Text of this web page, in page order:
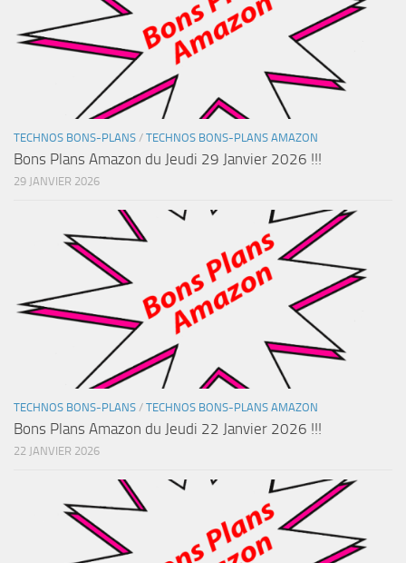
TECHNOS BONS-PLANS / TECHNOS BONS-PLANS AMAZON
Bons Plans Amazon du Jeudi 29 Janvier 2026 !!!
29 JANVIER 2026
TECHNOS BONS-PLANS / TECHNOS BONS-PLANS AMAZON
Bons Plans Amazon du Jeudi 22 Janvier 2026 !!!
22 JANVIER 2026